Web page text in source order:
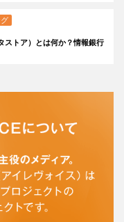
ストア）とは何か？情報銀行